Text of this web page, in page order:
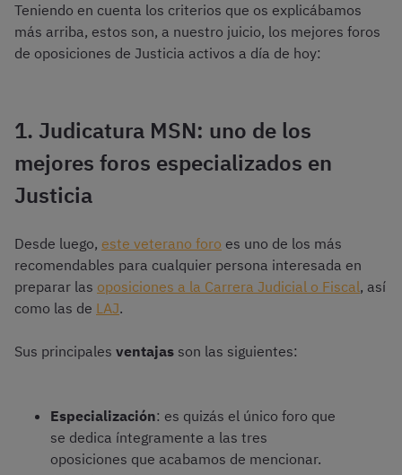
Teniendo en cuenta los criterios que os explicábamos
más arriba, estos son, a nuestro juicio, los mejores foros
de oposiciones de Justicia activos a día de hoy:
1. Judicatura MSN: uno de los
mejores foros especializados en
Justicia
Desde luego, este veterano foro es uno de los más
recomendables para cualquier persona interesada en
preparar las oposiciones a la Carrera Judicial o Fiscal, así
como las de LAJ.
Sus principales ventajas son las siguientes:
Especialización: es quizás el único foro que
se dedica íntegramente a las tres
oposiciones que acabamos de mencionar.